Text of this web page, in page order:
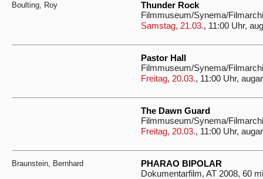
Boulting, Roy
Thunder Rock
Filmmuseum/Synema/
Samstag, 21.03., 11:00 Uhr,
Pastor Hall
Filmmuseum/Synema/
Freitag, 20.03., 11:00 Uhr,
The Dawn Guard
Filmmuseum/Synema/
Freitag, 20.03., 11:00 Uhr,
Braunstein, Bernhard
PHARAO BIPOLAR
Dokumentarfilm, AT 2008, 60